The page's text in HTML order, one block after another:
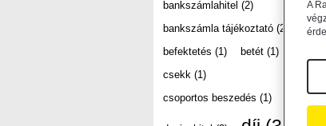
bankszámlahitel (2)
bankszámla tájékoztató (2)
befektetés (1) betét (1)
csekk (1)
csoportos beszedés (1)
A